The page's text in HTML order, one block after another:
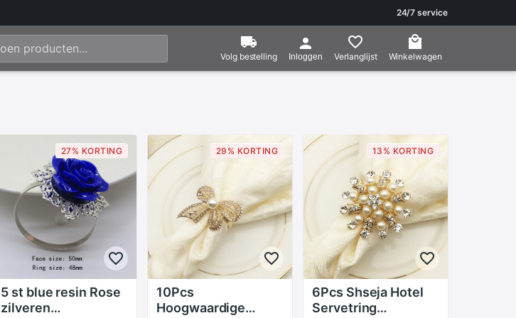
24/7 service
Volg bestelling Inloggen Verlanglijst Winkelwagen
27% KORTING
5 st blue resin Rose
zilveren
29% KORTING
10Pcs
Hoogwaardige
13% KORTING
6Pcs Shseja Hotel
Servetring